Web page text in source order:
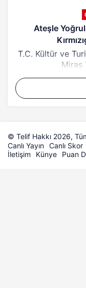
Ateşle
T.C. Kültür ve
Miras
© Telif Hakkı 2026,
Canlı Yayın Canlı Skor
İletişim
Künye Puan